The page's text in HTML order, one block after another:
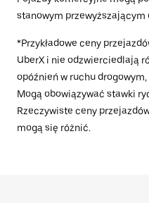
stanowym przewyższającym
*Przykładowe ceny
UberX i nie odzwierciedlają
opóźnień w ruchu
Mogą obowiązywać stawki
Rzeczywiste ceny
mogą się różnić.